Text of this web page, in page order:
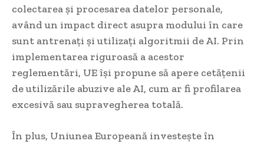
colectarea și procesarea datelor personale,
având un impact direct asupra modului în care
sunt antrenați și utilizați algoritmii de AI. Prin
implementarea riguroasă a acestor
reglementări, UE își propune să apere cetățenii
de utilizările abuzive ale AI, cum ar fi profilarea
excesivă sau supravegherea totală.
În plus, Uniunea Europeană investește în